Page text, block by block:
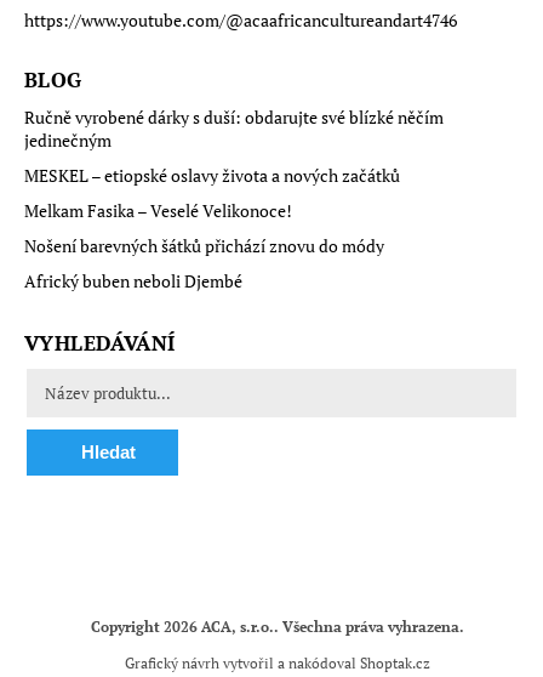
https://www.youtube.com/@acaafricancultureandart4746
BLOG
Ručně vyrobené dárky s duší: obdarujte své blízké něčím
jedinečným
MESKEL – etiopské oslavy života a nových začátků
Melkam Fasika – Veselé Velikonoce!
Nošení barevných šátků přichází znovu do módy
Africký buben neboli Djembé
VYHLEDÁVÁNÍ
Hledat
Copyright 2026 ACA, s.r.o.. Všechna práva vyhrazena.
Grafický návrh vytvořil a nakódoval Shoptak.cz